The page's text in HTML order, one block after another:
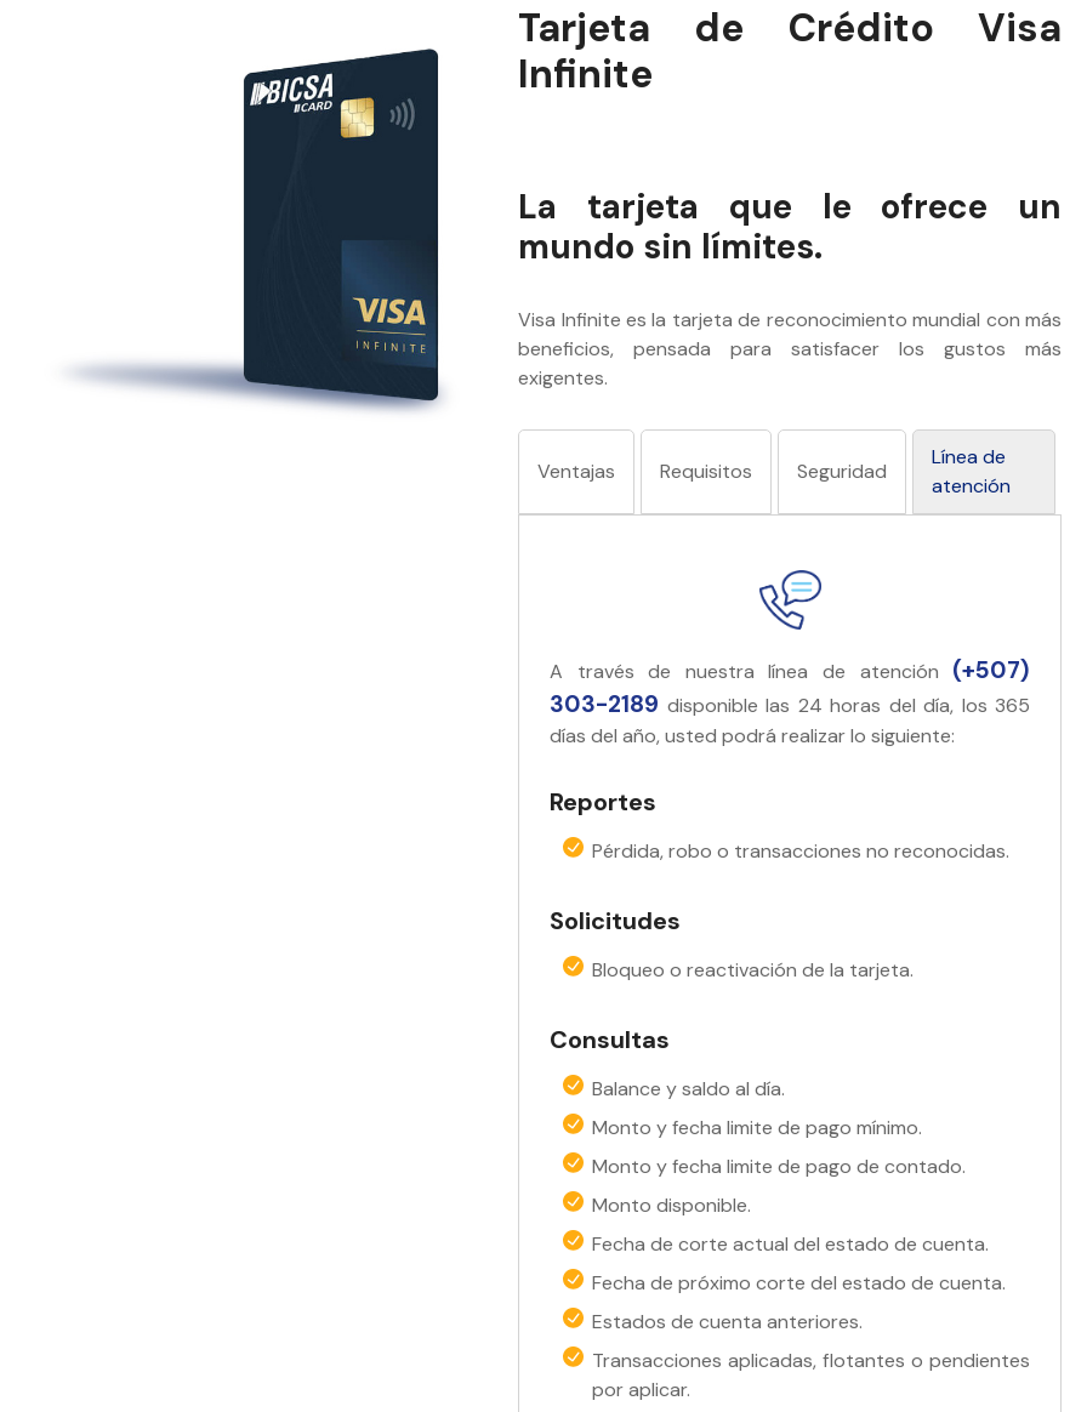
Tarjeta de Crédito Visa
Infinite
La tarjeta que le ofrece un
mundo sin límites.
Visa Infinite es la tarjeta de reconocimiento mundial con más
beneficios, pensada para satisfacer los gustos más
exigentes.
Ventajas Requisitos Seguridad
Línea de
atención
A través de nuestra línea de atención (+507)
303-2189 disponible las 24 horas del día, los 365
días del año, usted podrá realizar lo siguiente:
Reportes
Pérdida, robo o transacciones no reconocidas.
Solicitudes
Bloqueo o reactivación de la tarjeta.
Consultas
Balance y saldo al día.
Monto y fecha limite de pago mínimo.
Monto y fecha limite de pago de contado.
Monto disponible.
Fecha de corte actual del estado de cuenta.
Fecha de próximo corte del estado de cuenta.
Estados de cuenta anteriores.
Transacciones aplicadas, flotantes o pendientes
por aplicar.